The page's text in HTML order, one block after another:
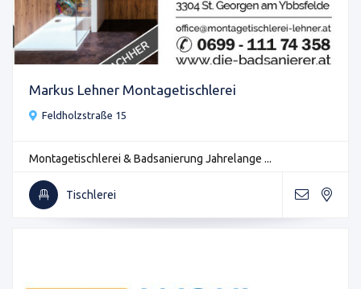
Markus Lehner Montagetischlerei
Feldholzstraße 15
Montagetischlerei & Badsanierung Jahrelange ...
Tischlerei